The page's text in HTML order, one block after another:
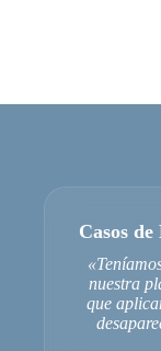
Casos
nuestra
que